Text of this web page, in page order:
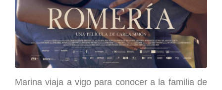
Marina viaja a vigo para conocer a la familia de